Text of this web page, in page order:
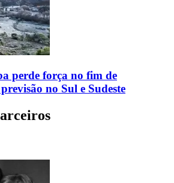
perde força no fim de
no Sul e Sudeste